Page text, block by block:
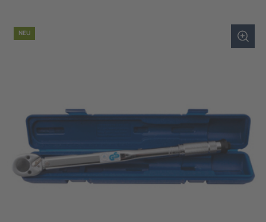
NEU